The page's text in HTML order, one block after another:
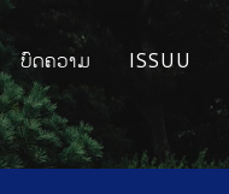
ບົດຄວາມ ISSUU